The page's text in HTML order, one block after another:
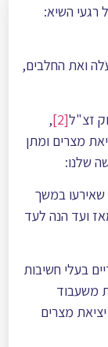
רגעי השיא:
ואת החלבים,
זצ"ל[2]
,
מצרים ומתן
שלנו:
במשך
ועד הנה לעד
בעלי חשיבות
משעבוד
מצרים